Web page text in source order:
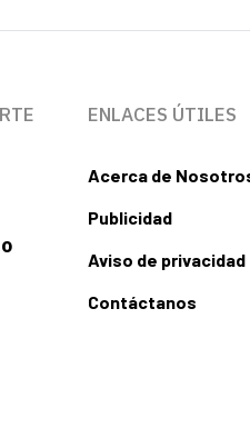
ENLACES ÚTILES
Acerca de
Publicidad
Aviso de privacidad
Contáctanos